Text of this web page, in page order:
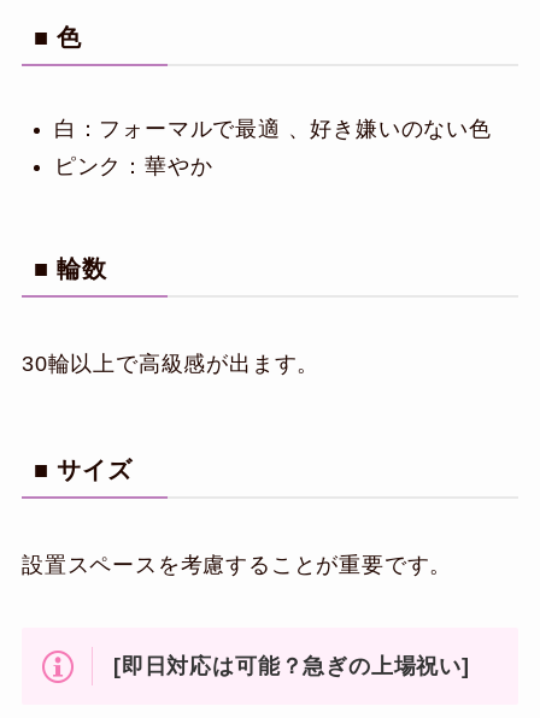
■ 色
白：フォーマルで最適 、好き嫌いのない色
ピンク：華やか
■ 輪数
30輪以上で高級感が出ます。
■ サイズ
設置スペースを考慮することが重要です。
[即日対応は可能？急ぎの上場祝い]